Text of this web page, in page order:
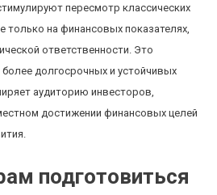
пересмотр классических
только на финансовых показателях,
ответственности. Это
долгосрочных и устойчивых
аудиторию инвесторов,
достижении финансовых целей
подготовиться